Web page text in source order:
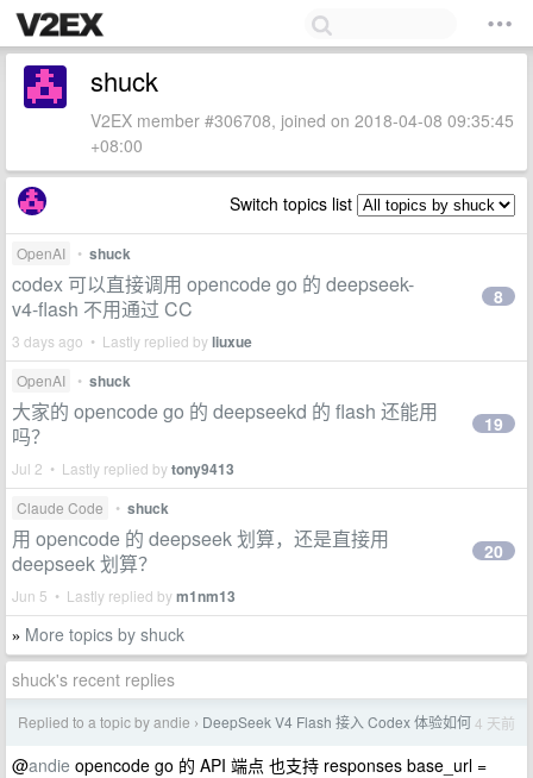
shuck
V2EX member #306708, joined on 2018-04-08 09:35:45
+08:00
Switch topics list
OpenAI • shuck
codex 可以直接调用 opencode go 的 deepseek-
v4-flash 不用通过 CC
3 days ago • Lastly replied byliuxue
8
OpenAI • shuck
大家的 opencode go 的 deepseekd 的 flash 还能用
吗？
Jul 2 • Lastly replied bytony9413
19
Claude Code • shuck
用 opencode 的 deepseek 划算，还是直接用
deepseek 划算？
Jun 5 • Lastly replied bym1nm13
20
» More topics by shuck
shuck's recent replies
Replied to a topic by andie › DeepSeek V4 Flash 接入 Codex 体验如何4 天前
@andie opencode go 的 API 端点 也支持 responses base_url =